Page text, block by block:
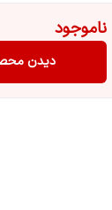
ناموجود
دیدن